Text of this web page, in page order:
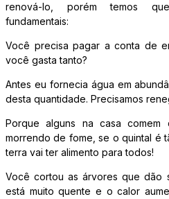
renová-lo, porém temos
fundamentais:
Você precisa pagar a conta de
você gasta tanto?
Antes eu fornecia água em
desta quantidade. Precisamos
Porque alguns na casa
morrendo de fome, se o quintal é
terra vai ter alimento para todos!
Você cortou as árvores que dão
está muito quente e o calor